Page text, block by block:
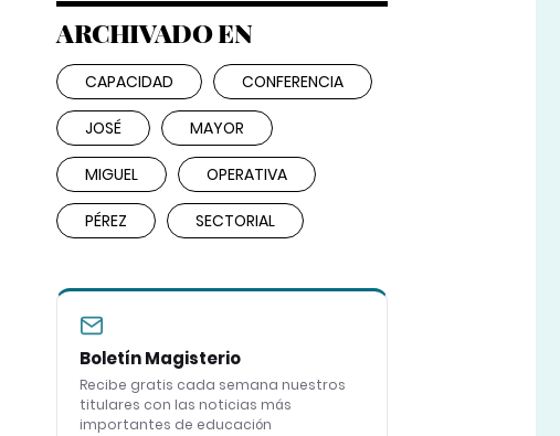
ARCHIVADO EN
CAPACIDAD CONFERENCIA
JOSÉ MAYOR
MIGUEL OPERATIVA
PÉREZ SECTORIAL
Boletín Magisterio
Recibe gratis cada semana nuestros
titulares con las noticias más
importantes de educación